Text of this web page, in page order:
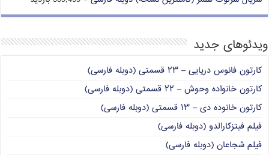
ویدئوهای جدید
کارتون فانوس دریایی – ۲۳ قسمتی (دوبله فارسی)
کارتون خانواده وحوش – ۲۲ قسمتی (دوبله فارسی)
کارتون خانوده دی – ۱۳ قسمتی (دوبله فارسی)
فیلم فیتزکارالدو (دوبله فارسی)
فیلم شجاعان (دوبله فارسی)